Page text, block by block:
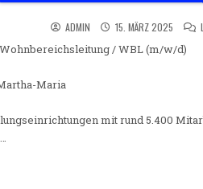
ADMIN 15. MÄRZ 2025
/ WBL (m/w/d)
Maria
mit rund 5.400